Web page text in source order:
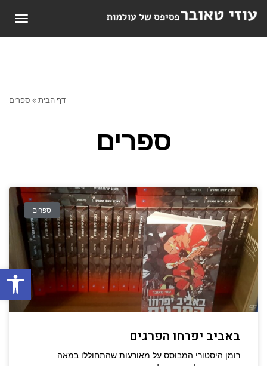
פתח
דף הבית » ספרים
ספרים
ספרים
באביב יפרחו הפרגים
רומן היסטורי המבוסס על מאורעות שהתחוללו במאה